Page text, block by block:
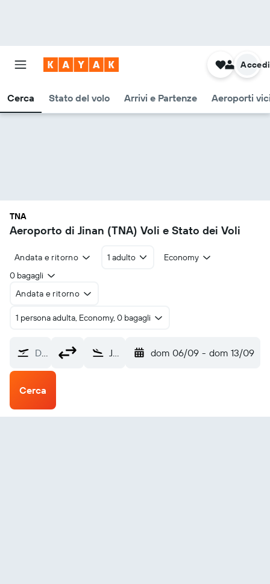
Cerca Stato del volo Arrivi e Partenze Aeroporti
Accedi
TNA
Aeroporto di Jinan (TNA) Voli e Stato dei Voli
Andata e ritorno 1 adulto
Economy
0 bagagli
Andata e ritorno
1 persona adulta, Economy, 0 bagagli
Da dove? Jinan (TNA) dom 06/09 - dom 13/09
Cerca